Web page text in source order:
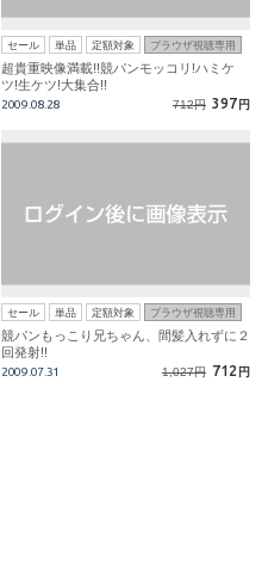
セール 単品 定額対象 ブラウザ視聴専用
超貴重映像満載!!競パンモッコリ!ハミケ
ツ!生ケツ!大集合!!
2009.08.28 712円 397 円
セール 単品 定額対象 ブラウザ視聴専用
競パンもっこり兄ちゃん、間髪入れずに２
回発射!!
2009.07.31 1,027円 712 円